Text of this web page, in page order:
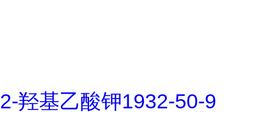
2-羟基乙酸钾1932-50-9